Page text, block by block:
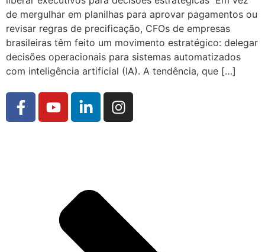
de mergulhar em planilhas para aprovar pagamentos ou
revisar regras de precificação, CFOs de empresas
brasileiras têm feito um movimento estratégico: delegar
decisões operacionais para sistemas automatizados
com inteligência artificial (IA). A tendência, que […]